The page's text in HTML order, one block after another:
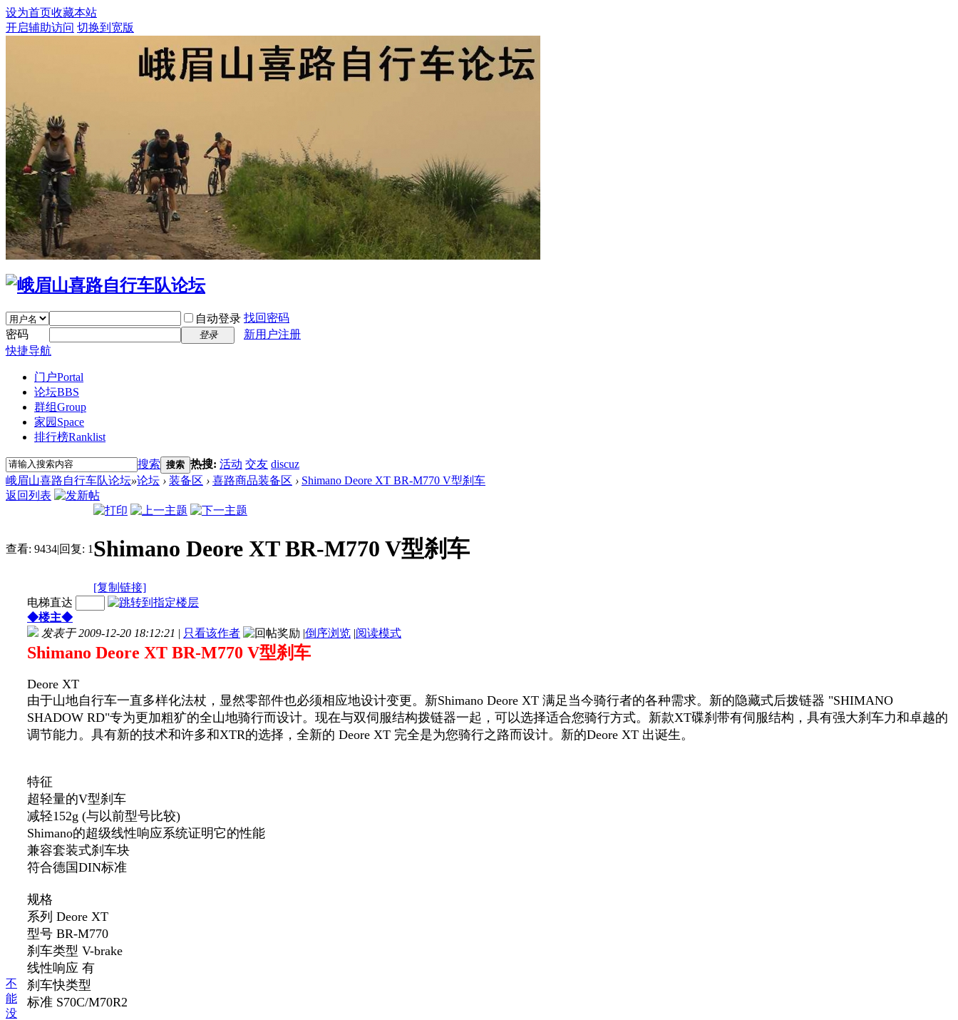
设为首页收藏本站
开启辅助访问 切换到宽版
自动登录 找回密码
密码
登录
新用户注册
快捷导航
门户Portal
论坛BBS
群组Group
家园 Space
排行榜Ranklist
搜索 搜索 热搜: 活动 交友 discuz
峨眉山喜路自行车队论坛»论坛 › 装备区 › 喜路商品装备区 › Shimano Deore XT BR-M770 V型刹车
返回列表
查看: 9434|回复: 1 Shimano Deore XT BR-M770 V型刹车
[复制链接]
不
能
没
电梯直达
◆楼主◆
发表于 2009-12-20 18:12:21 | 只看该作者 |倒序浏览 |阅读模式
Shimano Deore XT BR-M770 V型刹车
Deore XT
由于山地自行车一直多样化法杖，显然零部件也必须相应地设计变更。新Shimano Deore XT 满足当今骑行者的各种需求。新的隐藏式后拨链器 "SHIMANO
SHADOW RD"专为更加粗犷的全山地骑行而设计。现在与双伺服结构拨链器一起，可以选择适合您骑行方式。新款XT碟刹带有伺服结构，具有强大刹车力和卓越的
调节能力。具有新的技术和许多和XTR的选择，全新的 Deore XT 完全是为您骑行之路而设计。新的Deore XT 出诞生。
特征
超轻量的V型刹车
减轻152g (与以前型号比较)
Shimano的超级线性响应系统证明它的性能
兼容套装式刹车块
符合德国DIN标准
规格
系列 Deore XT
型号 BR-M770
刹车类型 V-brake
线性响应 有
刹车快类型
标准 S70C/M70R2